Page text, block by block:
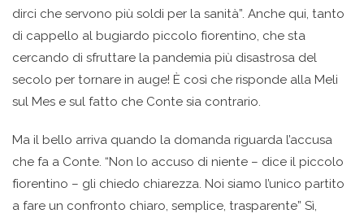
dirci che servono più soldi per la sanità”. Anche qui, tanto
di cappello al bugiardo piccolo fiorentino, che sta
cercando di sfruttare la pandemia più disastrosa del
secolo per tornare in auge! È così che risponde alla Meli
sul Mes e sul fatto che Conte sia contrario.
Ma il bello arriva quando la domanda riguarda l’accusa
che fa a Conte. “Non lo accuso di niente – dice il piccolo
fiorentino – gli chiedo chiarezza. Noi siamo l’unico partito
a fare un confronto chiaro, semplice, trasparente” Sì,